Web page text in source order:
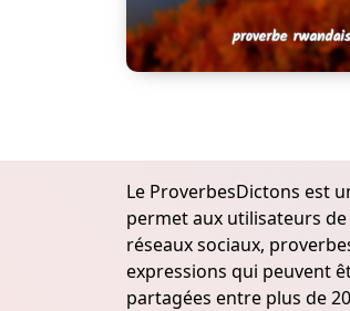
Le ProverbesDictons est
permet aux utilisateurs
réseaux sociaux,
expressions qui peuvent
partagées entre plus de